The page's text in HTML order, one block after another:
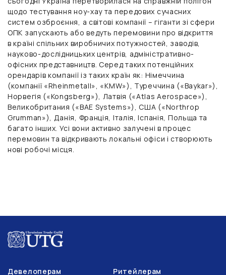
щодо тестування ноу-хау та передових сучасних
систем озброєння, а світові компанії – гіганти зі сфери
ОПК запускають або ведуть перемовини про відкриття
в країні спільних виробничих потужностей, заводів,
науково-дослідницьких центрів, адміністративно-
офісних представництв. Серед таких потенційних
орендарів компанії із таких країн як: Німеччина
(компанії «Rheinmetall», «KMW»), Туреччина («Baykar»),
Норвегія («Kongsberg»), Латвія («Atlas Aerospace»),
Великобритания («BAE Systems»), США («Northrop
Grumman»), Данія, Франція, Італія, Іспанія, Польща та
багато інших. Усі вони активно залучені в процес
перемовин та відкривають локальні офіси і створюють
нові робочі місця.
Девелоперам Ритейлерам